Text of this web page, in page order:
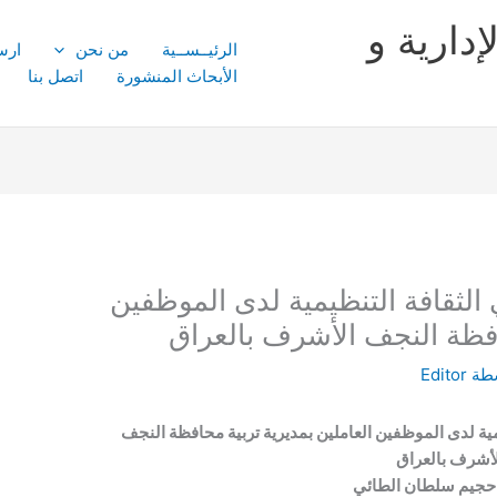
و الرئيــســية من نحن
الأبحاث المنشورة
اتصل بنا
الثقافة التنظيمية لدى الموظفين
النجف الأشرف بالعراق
Editor
لدى الموظفين العاملين بمديرية تربية محافظة النجف
بالعراق
سلطان الطائي